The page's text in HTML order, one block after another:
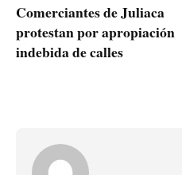
Comerciantes de Juliaca
protestan por apropiación
indebida de calles